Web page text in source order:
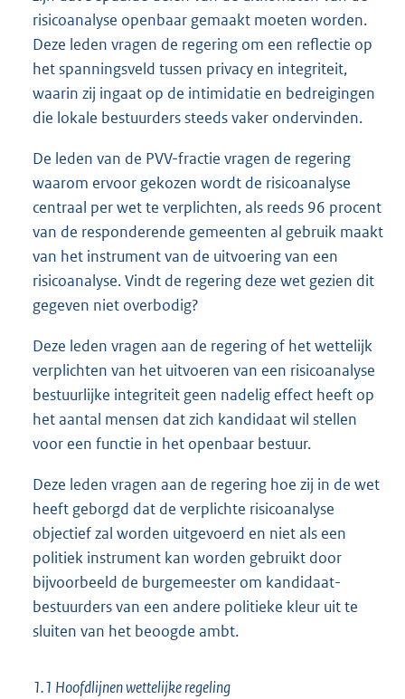
risicoanalyse openbaar gemaakt moeten worden.
Deze leden vragen de regering om een reflectie op
het spanningsveld tussen privacy en integriteit,
waarin zij ingaat op de intimidatie en bedreigingen
die lokale bestuurders steeds vaker ondervinden.
De leden van de PVV-fractie vragen de regering
waarom ervoor gekozen wordt de risicoanalyse
centraal per wet te verplichten, als reeds 96 procent
van de responderende gemeenten al gebruik maakt
van het instrument van de uitvoering van een
risicoanalyse. Vindt de regering deze wet gezien dit
gegeven niet overbodig?
Deze leden vragen aan de regering of het wettelijk
verplichten van het uitvoeren van een risicoanalyse
bestuurlijke integriteit geen nadelig effect heeft op
het aantal mensen dat zich kandidaat wil stellen
voor een functie in het openbaar bestuur.
Deze leden vragen aan de regering hoe zij in de wet
heeft geborgd dat de verplichte risicoanalyse
objectief zal worden uitgevoerd en niet als een
politiek instrument kan worden gebruikt door
bijvoorbeeld de burgemeester om kandidaat-
bestuurders van een andere politieke kleur uit te
sluiten van het beoogde ambt.
1.1 Hoofdlijnen wettelijke regeling